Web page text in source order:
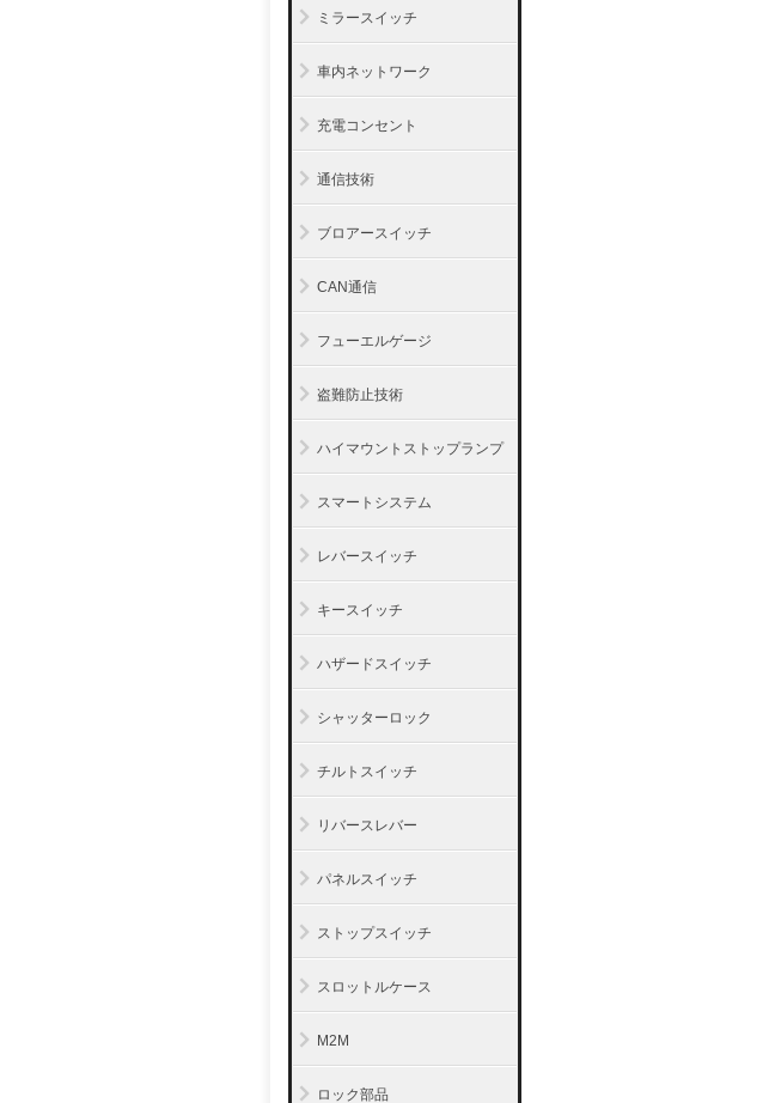
ミラースイッチ
車内ネットワーク
充電コンセント
通信技術
ブロアースイッチ
CAN通信
フューエルゲージ
盗難防止技術
ハイマウントストップランプ
スマートシステム
レバースイッチ
キースイッチ
ハザードスイッチ
シャッターロック
チルトスイッチ
リバースレバー
パネルスイッチ
ストップスイッチ
スロットルケース
M2M
ロック部品